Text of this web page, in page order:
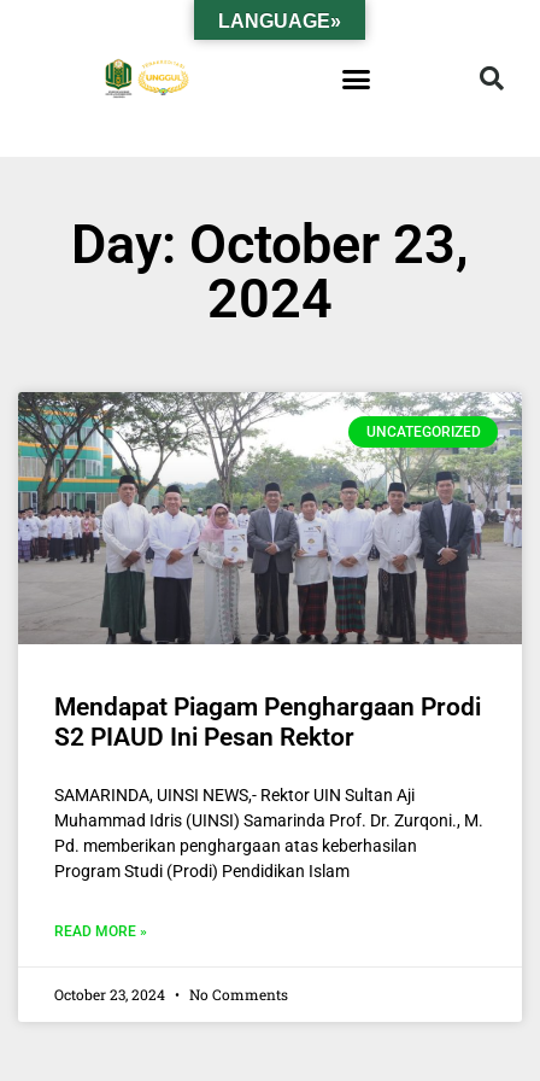
Day: October 23,
2024
UNCATEGORIZED
Mendapat Piagam Penghargaan Prodi
S2 PIAUD Ini Pesan Rektor
SAMARINDA, UINSI NEWS,- Rektor UIN Sultan Aji
Muhammad Idris (UINSI) Samarinda Prof. Dr. Zurqoni., M.
Pd. memberikan penghargaan atas keberhasilan
Program Studi (Prodi) Pendidikan Islam
READ MORE »
October 23, 2024 No Comments
LANGUAGE»